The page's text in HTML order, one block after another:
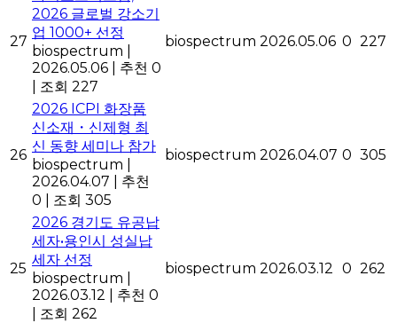
27
2026 글로벌 강소기
업 1000+ 선정
biospectrum
2026.05.06
추천 0
조회 227
biospectrum 2026.05.06 0 227
26
2026 ICPI 화장품
신소재・신제형 최
신 동향 세미나 참가
biospectrum
2026.04.07
추천
0
조회 305
biospectrum 2026.04.07 0 305
25
2026 경기도 유공납
세자•용인시 성실납
세자 선정
biospectrum
2026.03.12
추천 0
조회 262
biospectrum 2026.03.12 0 262